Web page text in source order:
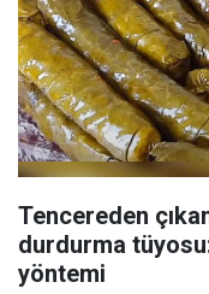
Tencereden
durdurma
yöntemi